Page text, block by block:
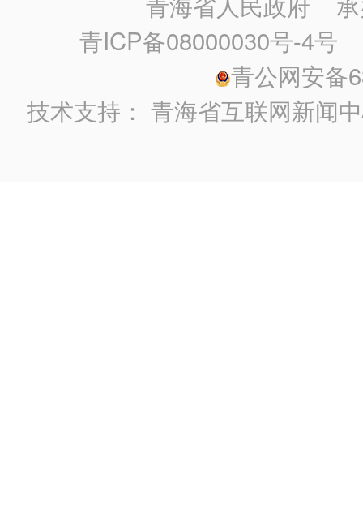
青ICP备08000030号-4号
青公网安备
技术支持：青海省互联网新闻